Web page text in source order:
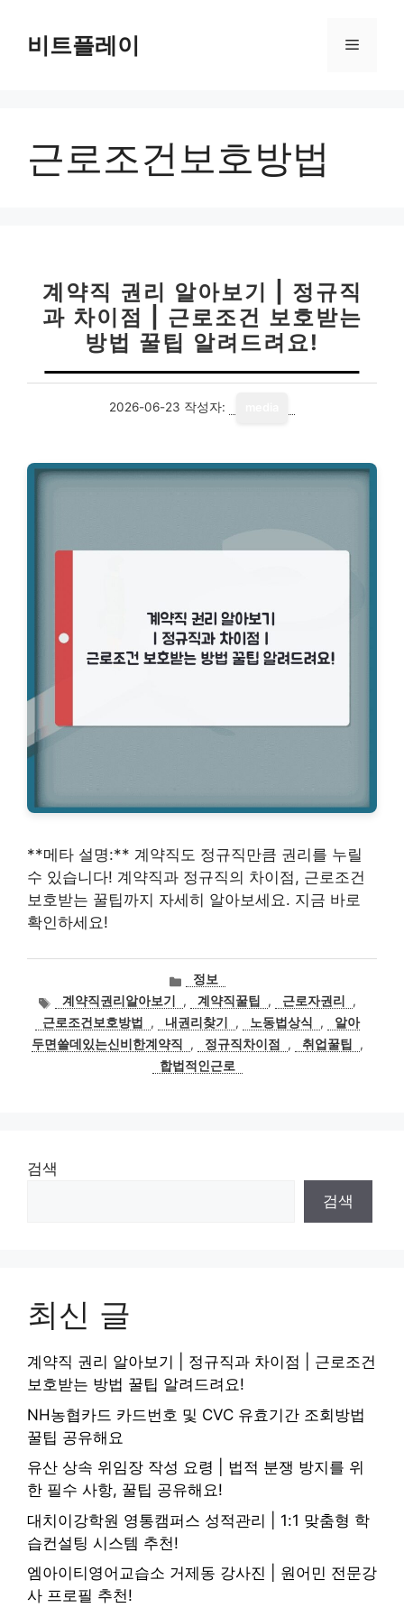
비트플레이 메
근로조건보호방법
계약직 권리 알아보기 | 정규직
과 차이점 | 근로조건 보호받는
방법 꿀팁 알려드려요!
2026-06-23 작성자:
**메타 설명:** 계약직도 정규직만큼 권리를 누릴
수 있습니다! 계약직과 정규직의 차이점, 근로조건
보호받는 꿀팁까지 자세히 알아보세요. 지금 바로
확인하세요!
카
고
리
정보
태
그
계약직권리알아보기 , 계약직꿀팁 , 근로자권리
,
근로조건보호방법
, 내권리찾기 , 노동법상식 ,
알아
두면쓸데있는신비한계약직
, 정규직차이점 , 취업꿀팁
,
합법적인근로
검색
검색
최신 글
계약직 권리 알아보기 | 정규직과 차이점 | 근로조건
보호받는 방법 꿀팁 알려드려요!
NH농협카드 카드번호 및 CVC 유효기간 조회방법
꿀팁 공유해요
유산 상속 위임장 작성 요령 | 법적 분쟁 방지를 위
한 필수 사항, 꿀팁 공유해요!
대치이강학원 영통캠퍼스 성적관리 | 1:1 맞춤형 학
습컨설팅 시스템 추천!
엠아이티영어교습소 거제동 강사진 | 원어민 전문강
사 프로필 추천!